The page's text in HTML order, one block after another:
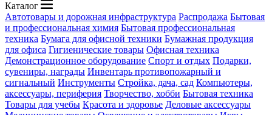
Каталог
Автотовары и дорожная инфраструктура Распродажа Бытовая
и профессиональная химия Бытовая профессиональная
техника Бумага для офисной техники Бумажная продукция
для офиса Гигиенические товары Офисная техника
Демонстрационное оборудование Спорт и отдых Подарки,
сувениры, награды Инвентарь противопожарный и
сигнальный Инструменты Стройка, дача, сад Компьютеры,
аксессуары, периферия Творчество, хобби Бытовая техника
Товары для учебы Красота и здоровье Деловые аксессуары